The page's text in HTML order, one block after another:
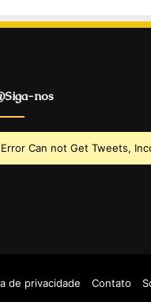
nos
Error Can not Get Tweets,
de privacidade Contato